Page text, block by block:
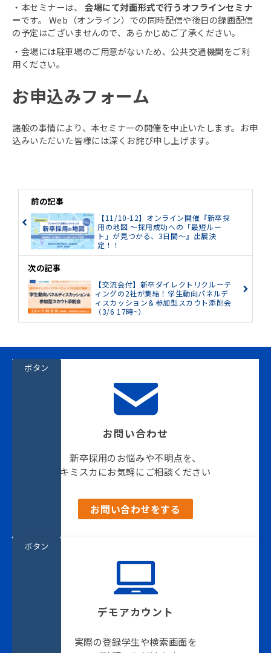
・本セミナーは、会場にて対面形式で行うオフラインセミナ
ーです。 Web（オンライン）での同時配信や後日の録画配信
の予定はございませんので、あらかじめご了承ください。
・会場には駐車場のご用意がないため、公共交通機関をご利
用ください。
お申込みフォーム
諸般の事情により、本セミナーの開催を中止いたします。お申
込みいただいた皆様には深くお詫び申し上げます。
前の記事
【11/10-12】オンライン開催『新卒採
用の地図 〜採用成功への「最短ルー
ト」が見つかる、3日間〜』出展決
定！！
次の記事
【交流会付】新卒ダイレクトリクルーテ
ィングの2社が集結！学生動向パネルデ
ィスカッション＆参加型スカウト添削会
（3/6 17時~）
お問い合わせ
新卒採用のお悩みや不明点を、
キミスカにお気軽にご相談ください
ボタン
お問い合わせをする
デモアカウント
実際の登録学生や検索画面を
ボタン